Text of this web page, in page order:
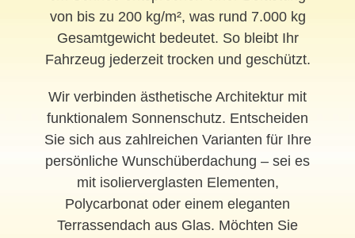
von bis zu 200 kg/m², was rund 7.000 kg
Gesamtgewicht bedeutet. So bleibt Ihr
Fahrzeug jederzeit trocken und geschützt.
Wir verbinden ästhetische Architektur mit
funktionalem Sonnenschutz. Entscheiden
Sie sich aus zahlreichen Varianten für Ihre
persönliche Wunschüberdachung – sei es
mit isolierverglasten Elementen,
Polycarbonat oder einem eleganten
Terrassendach aus Glas. Möchten Sie